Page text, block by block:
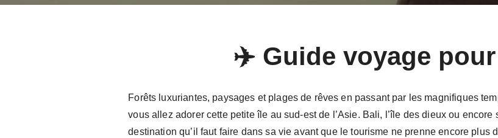
✈️ Guide voyage
Forêts luxuriantes, paysages et plages de rêves en passant par les magnifiques
vous allez adorer cette petite île au sud-est de l’Asie. Bali, l’île des dieux ou
destination qu’il faut faire dans sa vie avant que le tourisme ne prenne encore plus